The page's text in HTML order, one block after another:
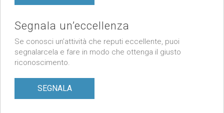
Segnala un’eccellenza
Se conosci un’attività che reputi eccellente, puoi
segnalarcela e fare in modo che ottenga il giusto
riconoscimento.
SEGNALA